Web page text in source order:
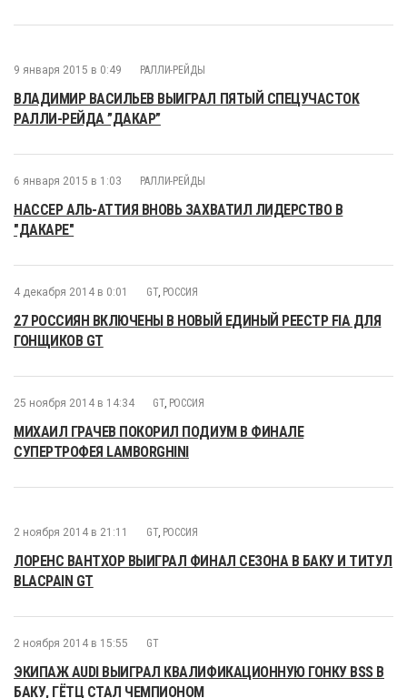
9 января 2015 в 0:49 РАЛЛИ-РЕЙДЫ
ВЛАДИМИР ВАСИЛЬЕВ ВЫИГРАЛ ПЯТЫЙ СПЕЦУЧАСТОК
РАЛЛИ-РЕЙДА ”ДАКАР”
6 января 2015 в 1:03 РАЛЛИ-РЕЙДЫ
НАССЕР АЛЬ-АТТИЯ ВНОВЬ ЗАХВАТИЛ ЛИДЕРСТВО В
"ДАКАРЕ"
4 декабря 2014 в 0:01 GT, РОССИЯ
27 РОССИЯН ВКЛЮЧЕНЫ В НОВЫЙ ЕДИНЫЙ РЕЕСТР FIA ДЛЯ
ГОНЩИКОВ GT
25 ноября 2014 в 14:34 GT, РОССИЯ
МИХАИЛ ГРАЧЕВ ПОКОРИЛ ПОДИУМ В ФИНАЛЕ
СУПЕРТРОФЕЯ LAMBORGHINI
2 ноября 2014 в 21:11 GT, РОССИЯ
ЛОРЕНС ВАНТХОР ВЫИГРАЛ ФИНАЛ СЕЗОНА В БАКУ И ТИТУЛ
BLACPAIN GT
2 ноября 2014 в 15:55 GT
ЭКИПАЖ AUDI ВЫИГРАЛ КВАЛИФИКАЦИОННУЮ ГОНКУ BSS В
БАКУ, ГЁТЦ СТАЛ ЧЕМПИОНОМ